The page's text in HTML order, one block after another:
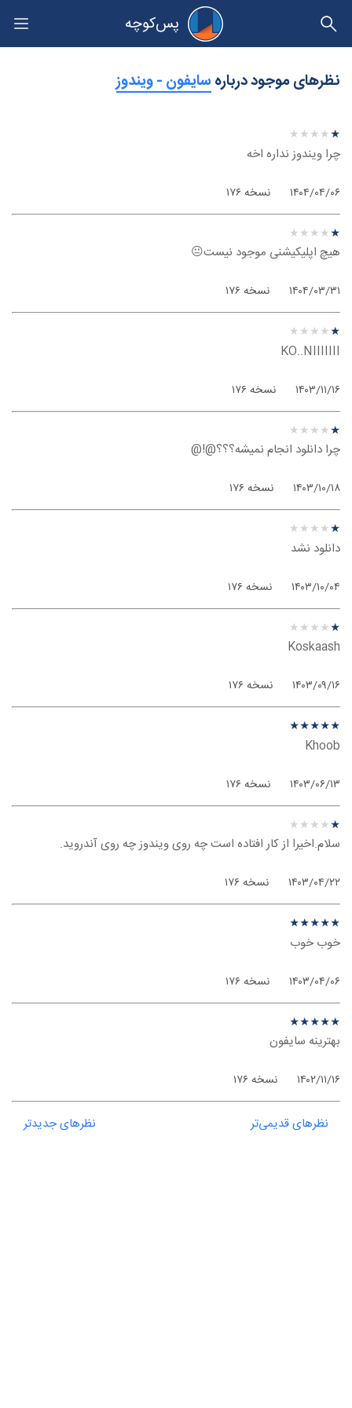
پس‌کوچه
حریم خصوصی
نظرهای موجود درباره‫سایفون - ویندوز
نظر درباره ‫سایفون - ویندوز
★★★★★
★
★
★
★
★
چرا ویندوز نداره اخه
۱۴۰۴/۰۴/۰۶ نسخه ۱۷۶
نظر درباره ‫سایفون - ویندوز
★★★★★
★
★
★
★
★
هیچ اپلیکیشنی موجود نیست😐
۱۴۰۴/۰۳/۳۱ نسخه ۱۷۶
نظر درباره ‫سایفون - ویندوز
★★★★★
★
★
★
★
★
KO..NIIIIIII
۱۴۰۳/۱۱/۱۶ نسخه ۱۷۶
نظر درباره ‫سایفون - ویندوز
★★★★★
★
★
★
★
★
چرا دانلود انجام نمیشه؟؟؟@!@
۱۴۰۳/۱۰/۱۸ نسخه ۱۷۶
نظر درباره ‫سایفون - ویندوز
★★★★★
★
★
★
★
★
دانلود نشد
۱۴۰۳/۱۰/۰۴ نسخه ۱۷۶
نظر درباره ‫سایفون - ویندوز
★★★★★
★
★
★
★
★
Koskaash
۱۴۰۳/۰۹/۱۶ نسخه ۱۷۶
نظر درباره ‫سایفون - ویندوز
★★★★★
★
★
★
★
★
Khoob
۱۴۰۳/۰۶/۱۳ نسخه ۱۷۶
نظر درباره ‫سایفون - ویندوز
★★★★★
★
★
★
★
★
سلام.اخیرا از کار افتاده است چه روی ویندوز چه روی آندروید.
۱۴۰۳/۰۴/۲۲ نسخه ۱۷۶
نظر درباره ‫سایفون - ویندوز
★★★★★
★
★
★
★
★
خوب خوب
۱۴۰۳/۰۴/۰۶ نسخه ۱۷۶
نظر درباره ‫سایفون - ویندوز
★★★★★
★
★
★
★
★
بهترینه سایفون
۱۴۰۲/۱۱/۱۶ نسخه ۱۷۶
نظرهای قدیمی‌تر نظرهای جدیدتر